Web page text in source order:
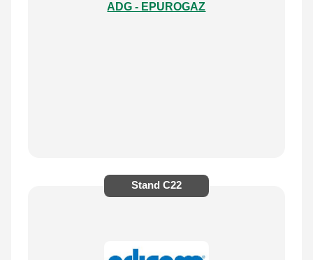
ADG - EPUROGAZ
Stand C22